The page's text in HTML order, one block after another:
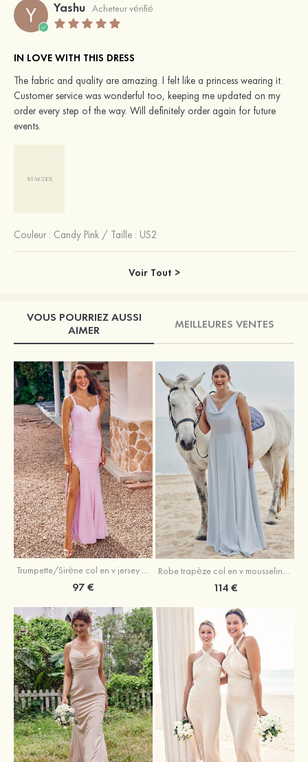
Y Yashu Acheteur vérifié
IN LOVE WITH THIS DRESS
The fabric and quality are amazing. I felt like a princess wearing it.
Customer service was wonderful too, keeping me updated on my
order every step of the way. Will definitely order again for future
events.
Couleur : Candy Pink / Taille : US2
Voir Tout >
VOUS POURRIEZ AUSSI
AIMER
MEILLEURES VENTES
Trumpette/Sirène col en v jersey ras du sol robe de demoiselle d'honneur
97 € 114 €